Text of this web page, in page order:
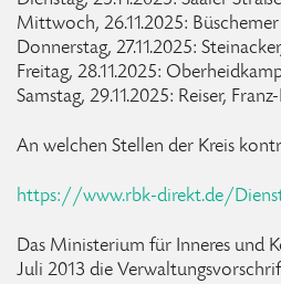
Mittwoch, 26.11.2025:
Donnerstag, 27.11.2025:
Freitag, 28.11.2025:
Samstag, 29.11.2025: Reiser,
An welchen Stellen der Kreis
https://www.rbk-direkt.de/
Das Ministerium für Inneres und
Juli 2013 die